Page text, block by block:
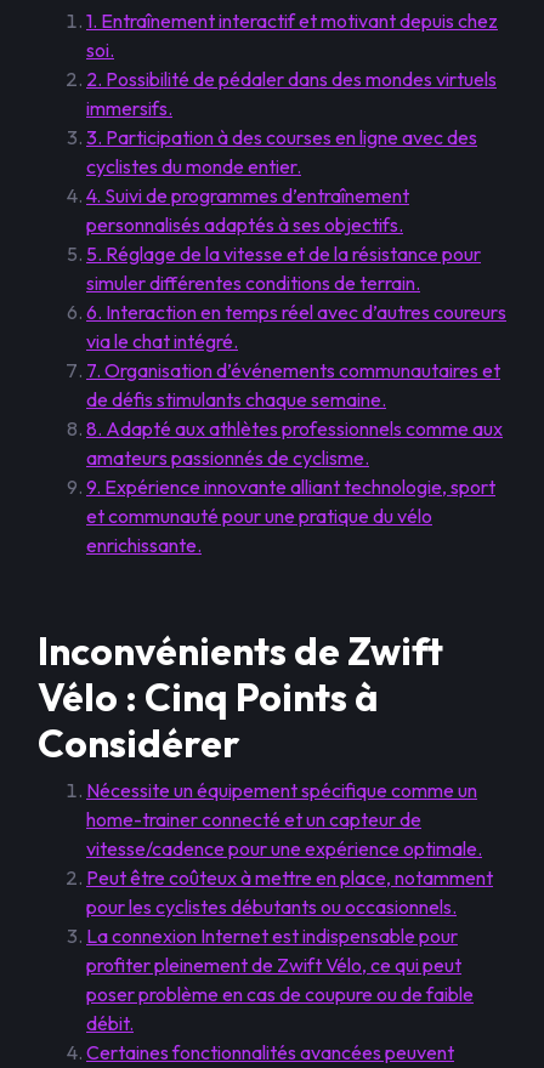
1. Entraînement interactif et motivant depuis chez
soi.
2. Possibilité de pédaler dans des mondes virtuels
immersifs.
3. Participation à des courses en ligne avec des
cyclistes du monde entier.
4. Suivi de programmes d’entraînement
personnalisés adaptés à ses objectifs.
5. Réglage de la vitesse et de la résistance pour
simuler différentes conditions de terrain.
6. Interaction en temps réel avec d’autres coureurs
via le chat intégré.
7. Organisation d’événements communautaires et
de défis stimulants chaque semaine.
8. Adapté aux athlètes professionnels comme aux
amateurs passionnés de cyclisme.
9. Expérience innovante alliant technologie, sport
et communauté pour une pratique du vélo
enrichissante.
Inconvénients de Zwift
Vélo : Cinq Points à
Considérer
Nécessite un équipement spécifique comme un
home-trainer connecté et un capteur de
vitesse/cadence pour une expérience optimale.
Peut être coûteux à mettre en place, notamment
pour les cyclistes débutants ou occasionnels.
La connexion Internet est indispensable pour
profiter pleinement de Zwift Vélo, ce qui peut
poser problème en cas de coupure ou de faible
débit.
Certaines fonctionnalités avancées peuvent